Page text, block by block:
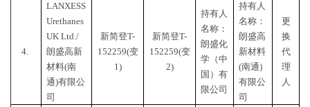
4.
LANXESS
Urethanes
UK Ltd./
朗盛高新
材料(南
通)有限公
司
新简登T-
152259(变
1)
新简登T-
152259(变
2)
持有人
名称：
朗盛化
学（中
国）有
限公司
持有人
名称：
朗盛高
新材料
(南通)
有限公
司
更
换
代
理
人